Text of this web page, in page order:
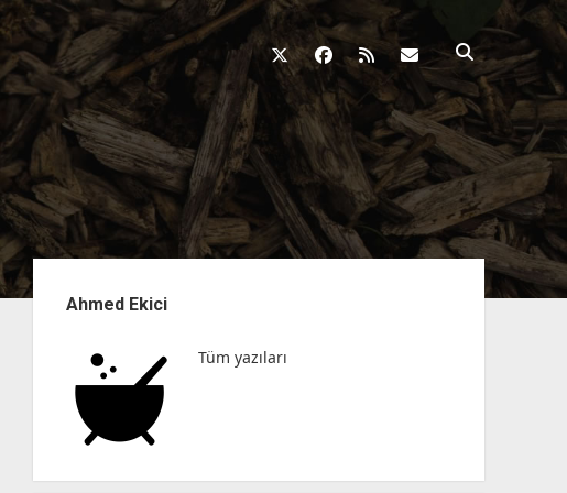
twitterfacebook
rss
MenüAhmed Ekici
Tüm yazıları